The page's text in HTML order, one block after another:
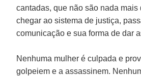
cantadas, que não são nada mais
chegar ao sistema de justiça,
comunicação e sua forma de dar
Nenhuma mulher é culpada e
golpeiem e a assassinem.